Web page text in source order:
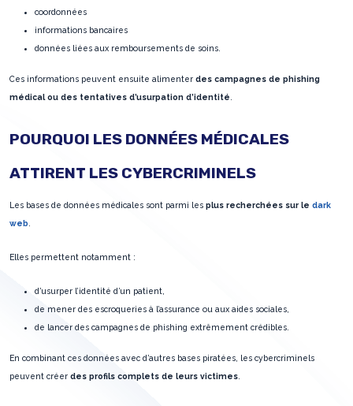
coordonnées
informations bancaires
données liées aux remboursements de soins.
Ces informations peuvent ensuite alimenter des campagnes de phishing
médical ou des tentatives d’usurpation d’identité
POURQUOI LES DONNÉES MÉDICALES
ATTIRENT LES CYBERCRIMINELS
Les bases de données médicales sont parmi les plus recherchées sur le dark
web
Elles permettent notamment :
d’usurper l’identité d’un patient,
de mener des escroqueries à l’assurance ou aux aides sociales,
de lancer des campagnes de phishing extrêmement crédibles.
En combinant ces données avec d’autres bases piratées, les cybercriminels
peuvent créer des profils complets de leurs victimes